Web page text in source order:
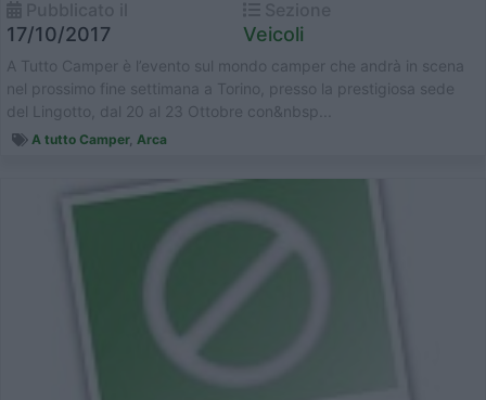
17/10/2017 Veicoli
A Tutto Camper è l’evento sul mondo camper che andrà in scena
nel prossimo fine settimana a Torino, presso la prestigiosa sede
del Lingotto, dal 20 al 23 Ottobre con&nbsp...
A tutto Camper, Arca